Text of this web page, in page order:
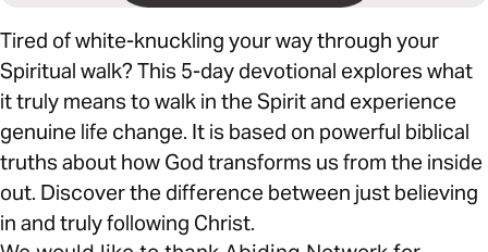
Tired of white-knuckling your way through your
Spiritual walk? This 5-day devotional explores what
it truly means to walk in the Spirit and experience
genuine life change. It is based on powerful biblical
truths about how God transforms us from the inside
out. Discover the difference between just believing
in and truly following Christ.